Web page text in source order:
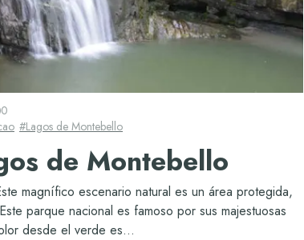
0
#Lagos de Montebello
de Montebello
magnífico escenario natural es un área protegida,
parque nacional es famoso por sus majestuosas
desde el verde es...